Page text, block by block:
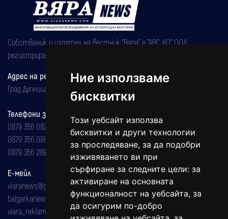
Ние използваме
бисквитки
Този уебсайт използва
бисквитки и други технологии
за проследяване, за да подобри
изживяването ви при
сърфиране за следните цели: за
активиране на основната
функционалност на уебсайта, за
да осигурим по-добро
Собственик и издател на вестник "Вяра" е "АВС КО" ООД,
регистрирана на 08.05.2002 година.
Адрес на редакцията
Град Дупница, ул.''Христо Ботев" 43
Телефони за реклама и абонаменти
0879 356 082
0879 356 098
0879 356 289
Е-мейл
viaranews@gmail.com
balgarkanews@gmail.com
viara_reklama@mail.bg